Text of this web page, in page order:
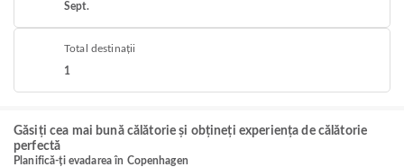
Sept.
Total destinații
1
Găsiți cea mai bună călătorie și obțineți experiența de călătorie
perfectă
Planifică-ți evadarea în Copenhagen